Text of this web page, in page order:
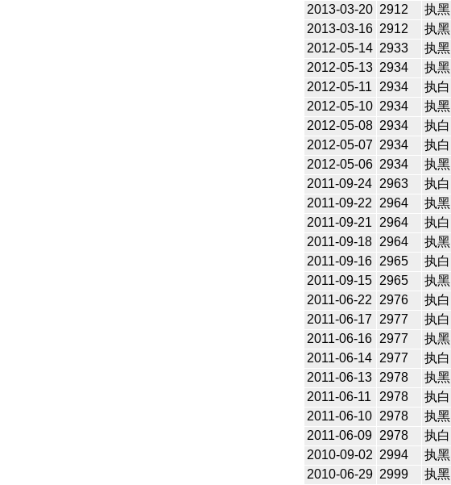
2013-03-20 2912 执黑
2013-03-16 2912 执黑
2012-05-14 2933 执黑
2012-05-13 2934 执黑
2012-05-11
2934 执白
2012-05-10 2934 执黑
2012-05-08 2934 执白
2012-05-07 2934 执白
2012-05-06 2934 执黑
2011-09-24
2963 执白
2011-09-22
2964 执黑
2011-09-21
2964 执白
2011-09-18
2964 执黑
2011-09-16
2965 执白
2011-09-15
2965 执黑
2011-06-22
2976 执白
2011-06-17
2977 执白
2011-06-16
2977 执黑
2011-06-14
2977 执白
2011-06-13
2978 执黑
2011-06-11
2978 执白
2011-06-10
2978 执黑
2011-06-09
2978 执白
2010-09-02 2994 执黑
2010-06-29 2999 执黑